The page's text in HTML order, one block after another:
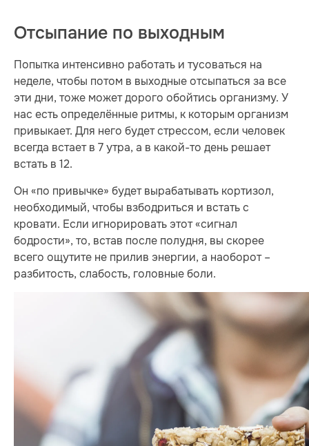
Отсыпание по выходным
Попытка интенсивно работать и тусоваться на
неделе, чтобы потом в выходные отсыпаться за все
эти дни, тоже может дорого обойтись организму. У
нас есть определённые ритмы, к которым организм
привыкает. Для него будет стрессом, если человек
всегда встает в 7 утра, а в какой-то день решает
встать в 12.
Он «по привычке» будет вырабатывать кортизол,
необходимый, чтобы взбодриться и встать с
кровати. Если игнорировать этот «сигнал
бодрости», то, встав после полудня, вы скорее
всего ощутите не прилив энергии, а наоборот –
разбитость, слабость, головные боли.